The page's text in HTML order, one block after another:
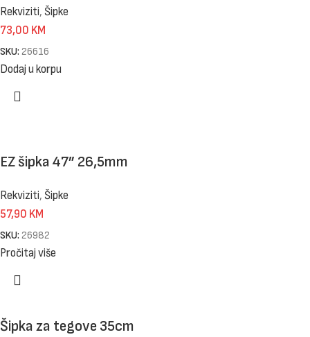
Rekviziti, Šipke
73,00 KM
SKU: 26616
Dodaj u korpu
EZ šipka 47” 26,5mm
Rekviziti, Šipke
57,90 KM
SKU: 26982
Pročitaj više
Šipka za tegove 35cm